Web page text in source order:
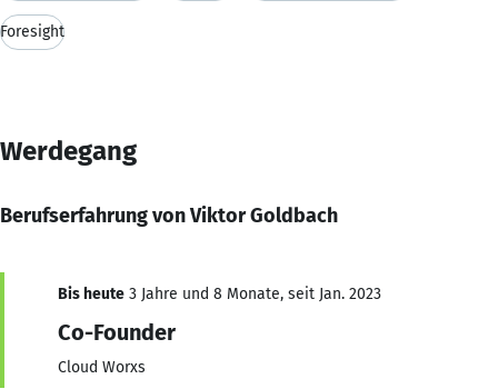
Foresight
Werdegang
Berufserfahrung von Viktor Goldbach
Bis heute 3 Jahre und 8 Monate, seit Jan. 2023
Co-Founder
Cloud Worxs